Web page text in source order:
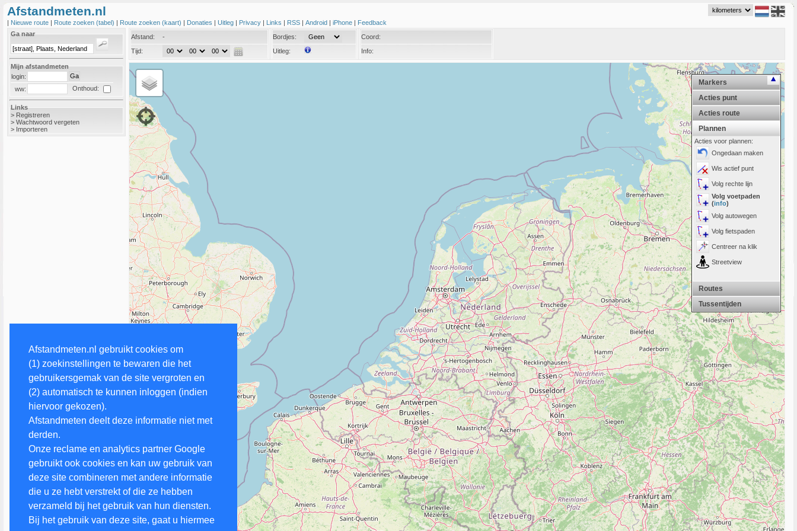
Afstandmeten.nl gebruikt cookies om
(1) zoekinstellingen te bewaren die het
gebruikersgemak van de site vergroten en
(2) automatisch te kunnen inloggen (indien
hiervoor gekozen).
Afstandmeten deelt deze informatie niet met
derden.
Onze reclame en analytics partner Google
gebruikt ook cookies en kan uw gebruik van
deze site combineren met andere informatie
die u ze hebt verstrekt of die ze hebben
verzameld bij het gebruik van hun diensten.
Bij het gebruik van deze site, gaat u hiermee
Afstandmeten.nl
| Nieuwe route | Route zoeken (tabel) | Route zoeken (kaart) | Donaties | Uitleg | Privacy | Links | RSS | Android | iPhone | Feedback
Ga naar
Mijn afstandmeten
login:
ww:
Onthoud:
Links
> Registreren
> Wachtwoord vergeten
> Importeren
Afstand:
-
Tijd:
Bordjes:
Uitleg:
Coord:
Info:
Markers
Acties punt
Acties route
Plannen
Acties voor plannen:
Ongedaan maken
Wis actief punt
Volg rechte lijn
Volg voetpaden
(info)
Volg autowegen
Volg fietspaden
Centreer na klik
Streetview
Routes
Tussentijden